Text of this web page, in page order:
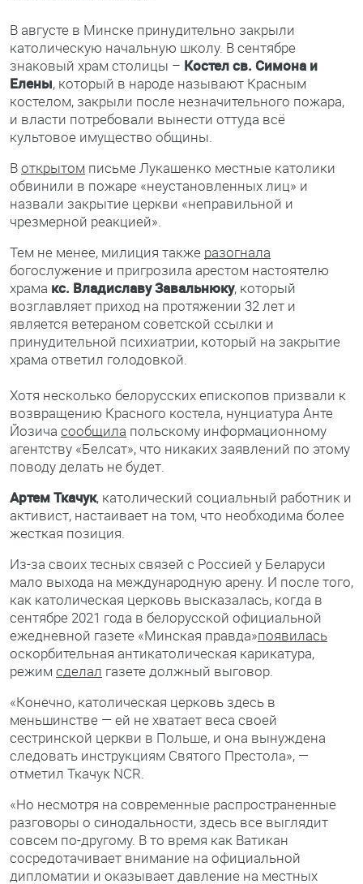
В августе в Минске принудительно закрыли
католическую начальную школу. В сентябре
знаковый храм столицы – Костел св. Симона и
Елены, который в народе называют Красным
костелом, закрыли после незначительного пожара,
и власти потребовали вынести оттуда всё
культовое имущество общины.
Воткрытом письме Лукашенко местные католики
обвинили в пожаре «неустановленных лиц» и
назвали закрытие церкви «неправильной и
чрезмерной реакцией».
Тем не менее, милиция также разогнала
богослужение и пригрозила арестом настоятелю
храма кс. Владиславу Завальнюку, который
возглавляет приход на протяжении 32 лет и
является ветераном советской ссылки и
принудительной психиатрии, который на закрытие
храма ответил голодовкой.
Хотя несколько белорусских епископов призвали к
возвращению Красного костела, нунциатура Анте
Йозича сообщила польскому информационному
агентству «Белсат», что никаких заявлений по этому
поводу делать не будет.
Артем Ткачук, католический социальный работник и
активист, настаивает на том, что необходима более
жесткая позиция.
Из-за своих тесных связей с Россией у Беларуси
мало выхода на международную арену. И после того,
как католическая церковь высказалась, когда в
сентябре 2021 года в белорусской официальной
ежедневной газете «Минская правда»появилась
оскорбительная антикатолическая карикатура,
режим сделал газете должный выговор.
«Конечно, католическая церковь здесь в
меньшинстве — ей не хватает веса своей
сестринской церкви в Польше, и она вынуждена
следовать инструкциям Святого Престола», —
отметил Ткачук NCR.
«Но несмотря на современные распространенные
разговоры о синодальности, здесь все выглядит
совсем по-другому. В то время как Ватикан
сосредотачивает внимание на официальной
дипломатии и оказывает давление на местных